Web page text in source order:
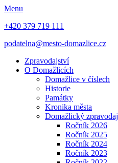
Menu
+420 379 719 111
podatelna@mesto-domazlice.cz
Zpravodajství
O Domažlicích
Domažlice v číslech
Historie
Památky
Kronika města
Domažlický zpravodaj
Ročník 2026
Ročník 2025
Ročník 2024
Ročník 2023